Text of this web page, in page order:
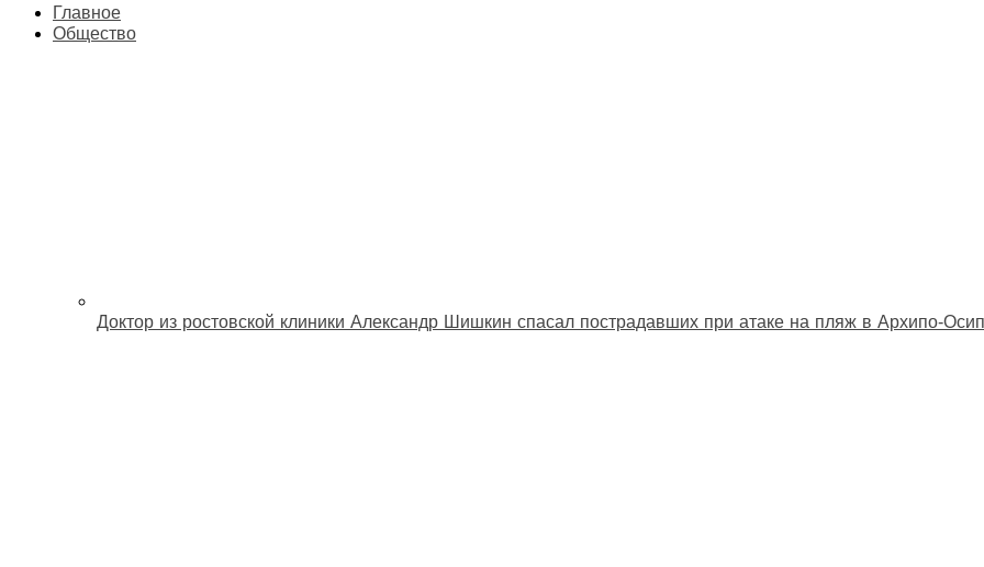
Главное
Общество
Доктор из ростовской клиники Александр Шишкин спасал пострадавших при атаке на пляж в